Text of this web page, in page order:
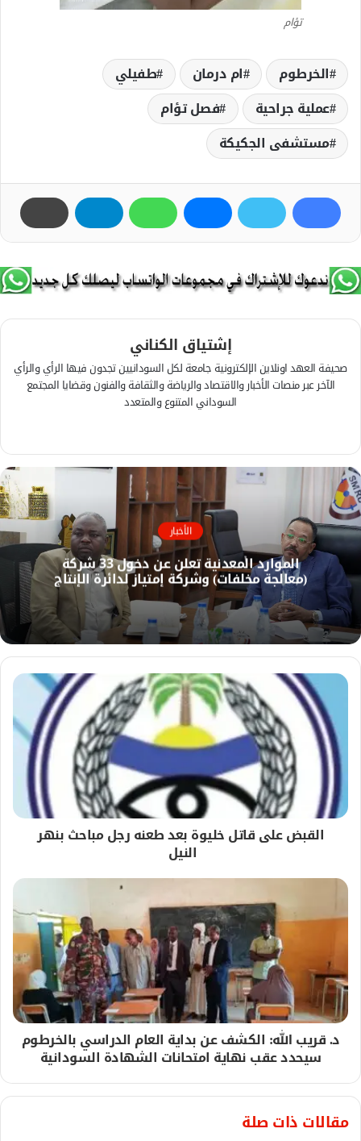
تؤام
الخرطوم ام درمان
طفيلي
عملية جراحية
فصل تؤام
مستشفى الجكيكة
إشتياق الكناني
صحيفة العهد اونلاين الإلكترونية جامعة لكل السودانيين تجدون فيها الرأي والرأي
الآخر عبر منصات الأخبار والاقتصاد والرياضة والثقافة والفنون وقضايا المجتمع
السوداني المتنوع والمتعدد
م
و
ق
ا
ل
و
ي
ب
س
و
ك الأخبار
الموارد المعدنية تعلن عن دخول 33 شركة
(معالجة مخلفات) وشركة إمتياز لدائرة الإنتاج
القبض على قاتل خليوة بعد طعنه رجل مباحث بنهر
النيل
د. قريب الله: الكشف عن بداية العام الدراسي بالخرطوم
سيحدد عقب نهاية امتحانات الشهادة السودانية
مقالات ذات صلة